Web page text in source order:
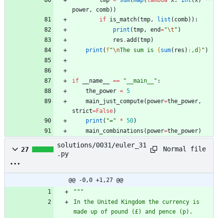
power , comb) )
if is_match(tmp , list ( comb) ) :
print (tmp , end="\t " )
res .add (tmp)
print ( f"\nThe sum is {sum( res ) : ,d } " )
if __name__ == " __main__ " :
the_power = 5
main_just_compute( power=the_power ,
strict=False)
print ( "=" * 50)
main_combinations ( power=the_power)
27
solutions/0031/euler_31
.py
Normal file
@@ -0,0 +1,27 @@
"""
In the United Kingdom the currency is
made up of pound (£) and pence (p).